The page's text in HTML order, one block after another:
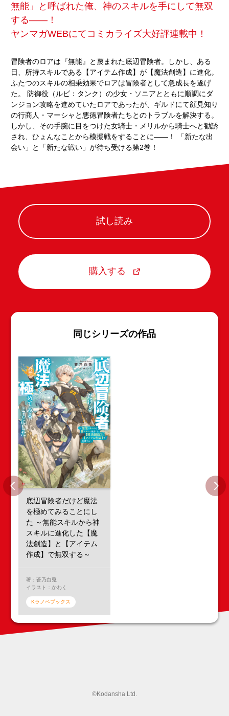
無能」と呼ばれた俺、神のスキルを手にして無双
する――！
ヤンマガWEBにてコミカライズ大好評連載中！
冒険者のロアは『無能』と蔑まれた底辺冒険者。しかし、ある
日、所持スキルである【アイテム作成】が【魔法創造】に進化。
ふたつのスキルの相乗効果でロアは冒険者として急成長を遂げ
た。 防御役（ルビ：タンク）の少女・ソニアとともに順調にダ
ンジョン攻略を進めていたロアであったが、ギルドにて顔見知り
の行商人・マーシャと悪徳冒険者たちとのトラブルを解決する。
しかし、その手腕に目をつけた女騎士・メリルから騎士へと勧誘
され、ひょんなことから模擬戦をすることに――！ 「新たな出
会い」と「新たな戦い」が待ち受ける第2巻！
試し読み
購入する
同じシリーズの作品
底辺冒険者だけど魔法
を極めてみることにし
た ～無能スキルから神
スキルに進化した【魔
法創造】と【アイテム
作成】で無双する～
著：蒼乃白兎
イラスト：かわく
Kラノベブックス
©︎Kodansha Ltd.